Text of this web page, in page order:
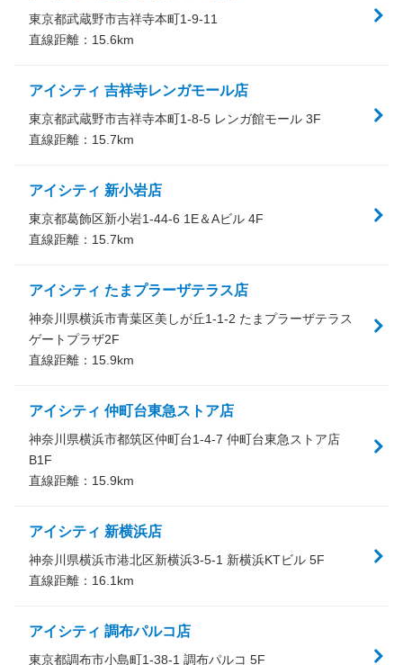
東京都武蔵野市吉祥寺本町1-9-11
直線距離： 15.6km
アイシティ 吉祥寺レンガモール店
東京都武蔵野市吉祥寺本町1-8-5 レンガ館モール 3F
直線距離： 15.7km
アイシティ 新小岩店
東京都葛飾区新小岩1-44-6 1E＆Aビル 4F
直線距離： 15.7km
アイシティ たまプラーザテラス店
神奈川県横浜市青葉区美しが丘1-1-2 たまプラーザテラス
ゲートプラザ2F
直線距離： 15.9km
アイシティ 仲町台東急ストア店
神奈川県横浜市都筑区仲町台1-4-7 仲町台東急ストア店
B1F
直線距離： 15.9km
アイシティ 新横浜店
神奈川県横浜市港北区新横浜3-5-1 新横浜KTビル 5F
直線距離： 16.1 km
アイシティ 調布パルコ店
東京都調布市小島町1-38-1 調布パルコ 5F